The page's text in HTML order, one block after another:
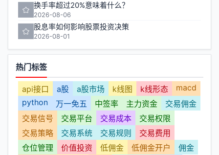
换手率超过20%意味着什么？
2026-08-06
股息率如何影响股票投资决策
2026-08-01
热门标签
api接口 a股 a股市场 k线图 k线形态
macd
python
万一免五 中签率 主力资金
交易佣金
交易信号
交易平台 交易成本
交易权限
交易策略
交易系统 交易规则
交易费用
仓位管理
价值投资 低佣金 低佣金开户
佣金